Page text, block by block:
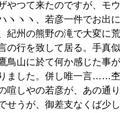
やつて来たのですが、モ
ヽヽヽ、若彦一件でお出
、紀州の熊野の滝で大変に
の行を致して居る。手真
鳥山に於て何か感じた事
ました。併し唯一言……
喧しやの若彦が、あの通
せうが、御差支なくば少